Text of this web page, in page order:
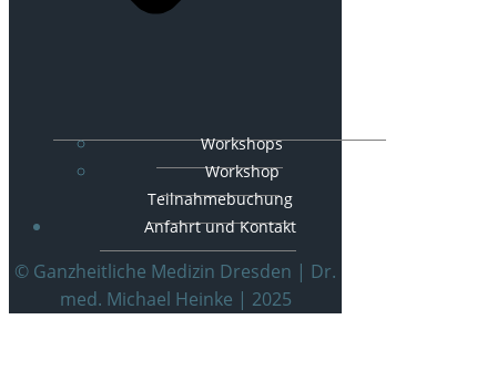
Workshops
Workshop
Teilnahmebuchung
Anfahrt und Kontakt
© Ganzheitliche Medizin Dresden | Dr.
med. Michael Heinke | 2025